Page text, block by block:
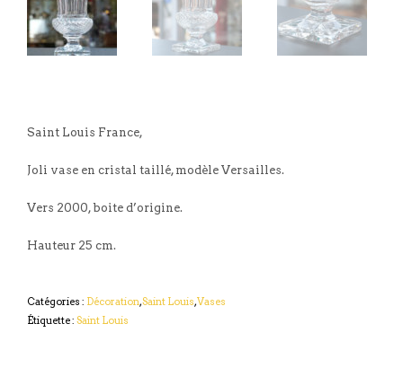
Saint Louis France,
Joli vase en cristal taillé, modèle Versailles.
Vers 2000, boite d’origine.
Hauteur 25 cm.
Catégories : Décoration,Saint Louis,Vases
Étiquette : Saint Louis